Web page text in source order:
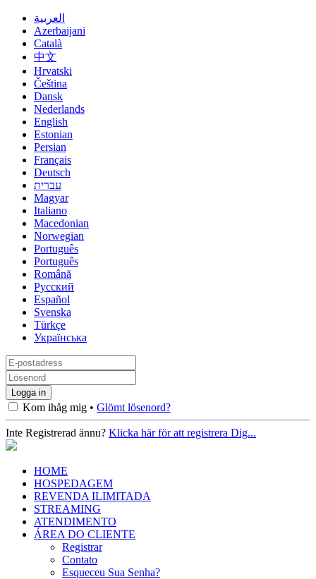
العربية
Azerbaijani
Català
中文
Hrvatski
Čeština
Dansk
Nederlands
English
Estonian
Persian
Français
Deutsch
עברית
Magyar
Italiano
Macedonian
Norwegian
Português
Português
Română
Русский
Español
Svenska
Türkçe
Українська
Kom ihåg mig • Glömt lösenord?
Inte Registrerad ännu? Klicka här för att registrera Dig...
HOME
HOSPEDAGEM
REVENDA ILIMITADA
STREAMING
ATENDIMENTO
ÁREA DO CLIENTE
Registrar
Contato
Esqueceu Sua Senha?